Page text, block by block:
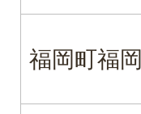
福岡町福岡